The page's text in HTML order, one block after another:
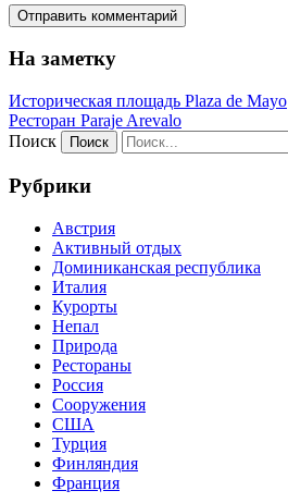
На заметку
Историческая площадь Plaza de Mayo
Ресторан Paraje Arevalo
Поиск
Рубрики
Австрия
Активный отдых
Доминиканская республика
Италия
Курорты
Непал
Природа
Рестораны
Россия
Сооружения
США
Турция
Финляндия
Франция